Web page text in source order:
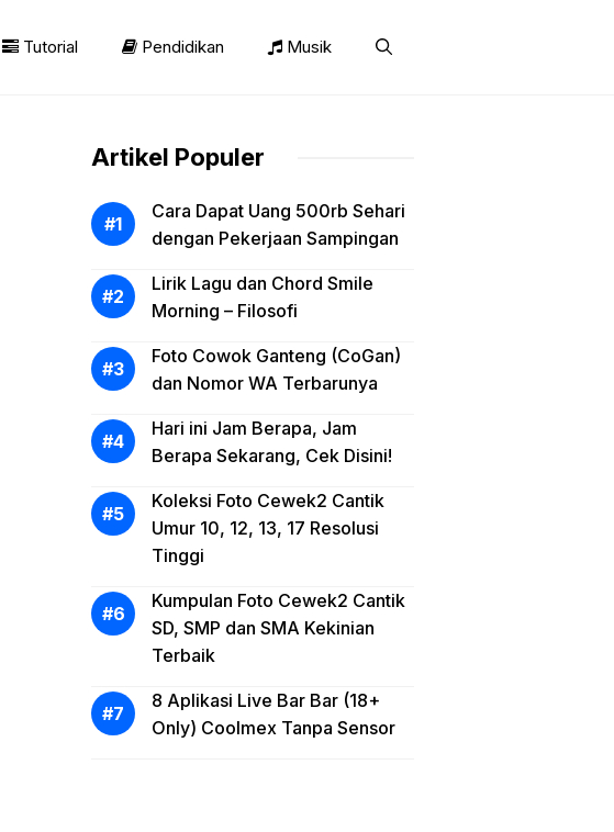
Tutorial Pendidikan Musik
Artikel Populer
Cara Dapat Uang 500rb Sehari
dengan Pekerjaan Sampingan
Lirik Lagu dan Chord Smile
Morning – Filosofi
Foto Cowok Ganteng (CoGan)
dan Nomor WA Terbarunya
Hari ini Jam Berapa, Jam
Berapa Sekarang, Cek Disini!
Koleksi Foto Cewek2 Cantik
Umur 10, 12, 13, 17 Resolusi
Tinggi
Kumpulan Foto Cewek2 Cantik
SD, SMP dan SMA Kekinian
Terbaik
8 Aplikasi Live Bar Bar (18+
Only) Coolmex Tanpa Sensor